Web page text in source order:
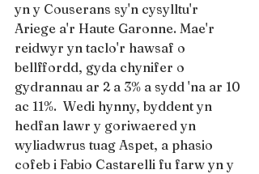
yn y Couserans sy'n cysylltu'r
Ariege a'r Haute Garonne. Mae'r
reidwyr yn taclo'r hawsaf o
bellffordd, gyda chynifer o
gydrannau ar 2 a 3% a sydd 'na ar 10
ac 11%.  Wedi hynny, byddent yn
hedfan lawr y goriwaered yn
wyliadwrus tuag Aspet, a phasio
cofeb i Fabio Castarelli fu farw yn y